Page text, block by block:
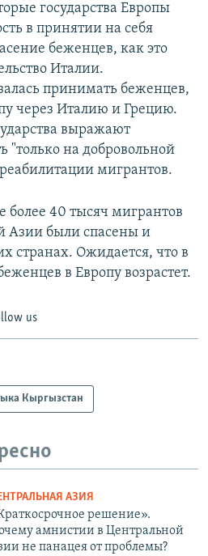
государства Европы
в принятии на себя
беженцев, как это
Италии.
принимать беженцев,
через Италию и Грецию.
выражают
"только на добровольной
мигрантов.
более 40 тысяч мигрантов
Азии были спасены и
странах. Ожидается, что в
в Европу возрастет.
us
Кыргызстан
АЗИЯ
решение».
амнистии в Центральной
не панацея от проблемы?